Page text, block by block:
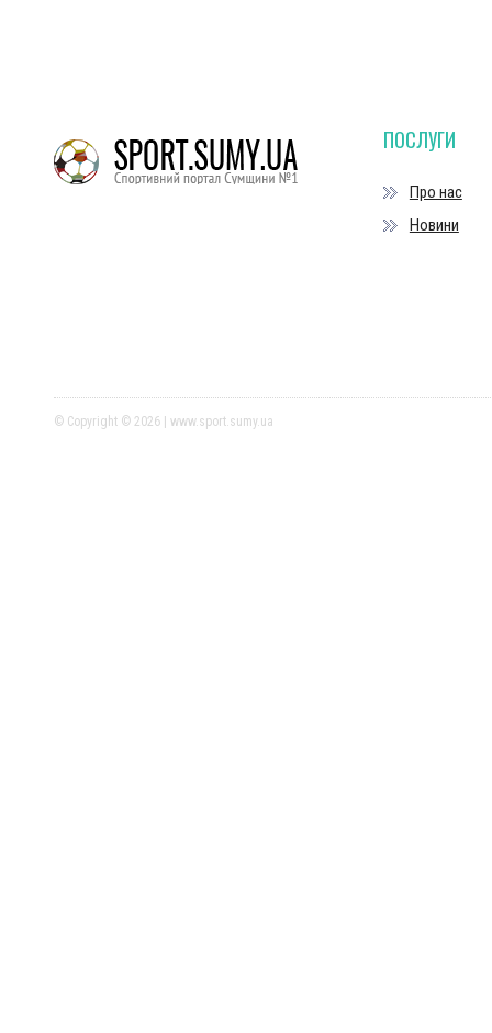
ПОСЛУГИ
Про нас
Новини
© Copyright © 2026 | www.sport.sumy.ua